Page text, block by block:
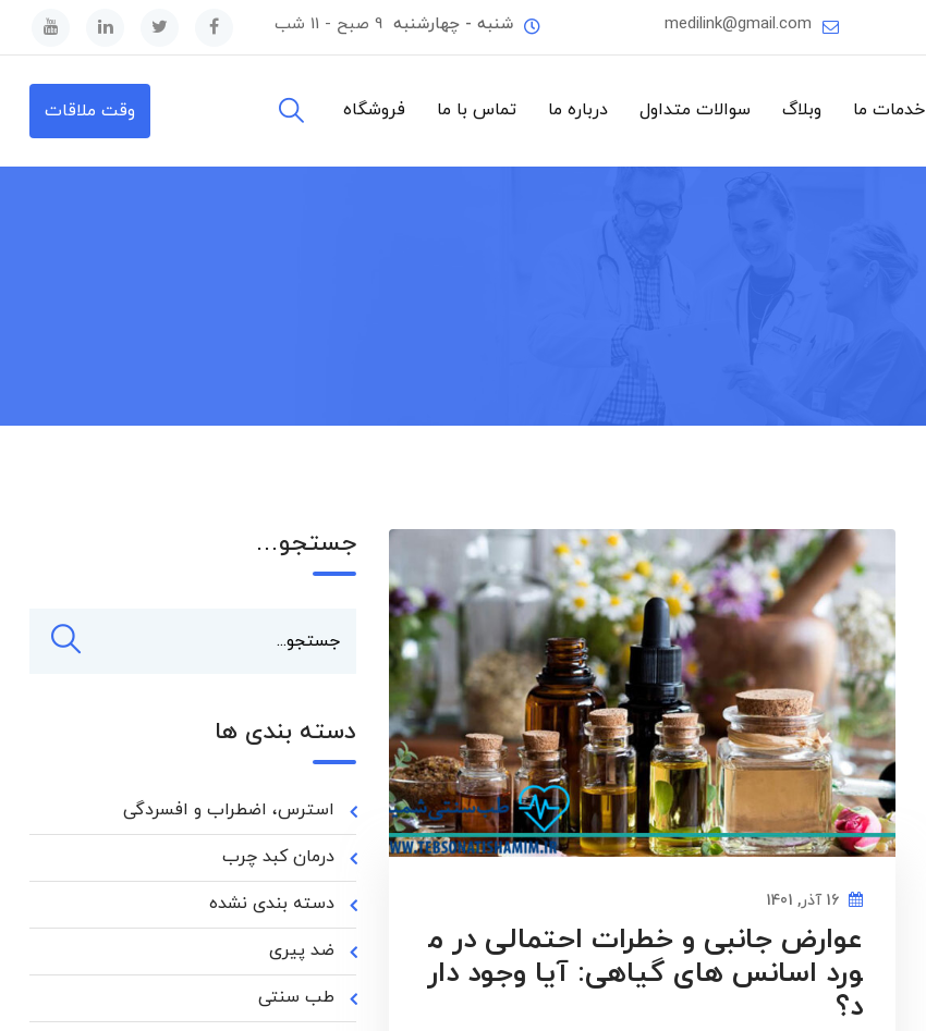
medilink@gmail.com شنبه - چهارشنبه9 صبح - 11 شب
خدمات ما وبلاگ سوالات متداول درباره ما تماس با ما فروشگاه وقت ملاقات
عوارض جانبی و خطرات احتمالی در م
ورد اسانس های گیاهی: آیا وجود دار
د؟
جستجو…
دسته بندی ها
استرس، اضطراب و افسردگی
درمان کبد چرب
دسته بندی نشده
ضد پیری
طب سنتی